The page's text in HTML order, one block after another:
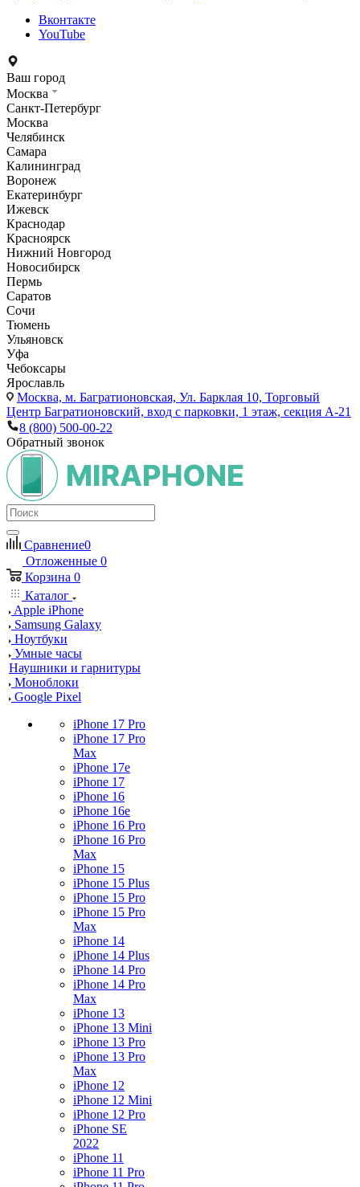
Вконтакте
YouTube
Ваш город
Москва
Санкт-Петербург
Москва
Челябинск
Самара
Калининград
Воронеж
Екатеринбург
Ижевск
Краснодар
Красноярск
Нижний Новгород
Новосибирск
Пермь
Саратов
Сочи
Тюмень
Ульяновск
Уфа
Чебоксары
Ярославль
Москва, м. Багратионовская, Ул. Барклая 10, Торговый
Центр Багратионовский, вход с парковки, 1 этаж, секция А-21
8 (800) 500-00-22
Обратный звонок
Сравнение0
Отложенные 0
Корзина 0
Каталог
Apple iPhone
Samsung Galaxy
Ноутбуки
Умные часы
Наушники и гарнитуры
Моноблоки
Google Pixel
iPhone 17 Pro
iPhone 17 Pro
Max
iPhone 17e
iPhone 17
iPhone 16
iPhone 16e
iPhone 16 Pro
iPhone 16 Pro
Max
iPhone 15
iPhone 15 Plus
iPhone 15 Pro
iPhone 15 Pro
Max
iPhone 14
iPhone 14 Plus
iPhone 14 Pro
iPhone 14 Pro
Max
iPhone 13
iPhone 13 Mini
iPhone 13 Pro
iPhone 13 Pro
Max
iPhone 12
iPhone 12 Mini
iPhone 12 Pro
iPhone SE
2022
iPhone 11
iPhone 11 Pro